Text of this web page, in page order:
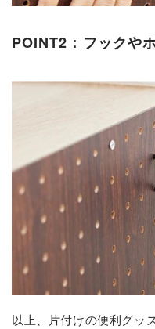
POINT2：フックや
以上、片付けの便利グッ